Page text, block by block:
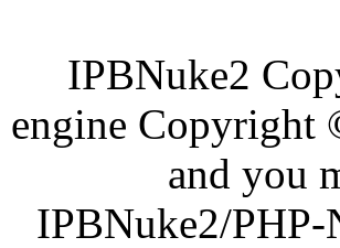
IPBNuke2
engine Copyright
and you
IPBNuke2/PHP-